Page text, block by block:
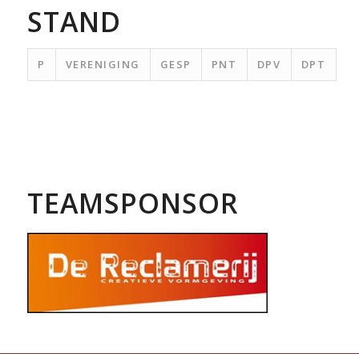
STAND
P VERENIGING GESP PNT DPV DPT
TEAMSPONSOR